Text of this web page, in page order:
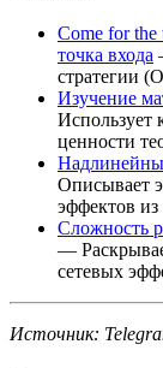
Come for the
точка входа
стратегии
Изучение
Использует
ценности
Описывает
эффектов из
Сложность
—
сетевых
Источник: